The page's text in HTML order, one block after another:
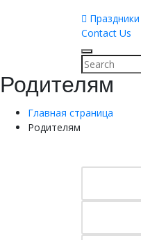
Contact Us
Родителям
Главная страница
Родителям